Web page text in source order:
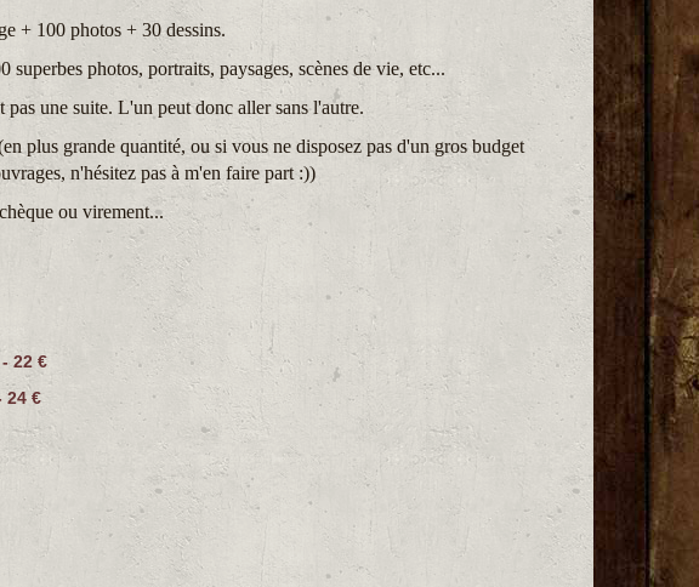
+ 100 photos + 30 dessins.
superbes photos, portraits, paysages, scènes de vie, etc...
une suite. L'un peut donc aller sans l'autre.
plus grande quantité, ou si vous ne disposez pas d'un gros budget
n'hésitez pas à m'en faire part :))
ou virement...
- 22 €
24 €